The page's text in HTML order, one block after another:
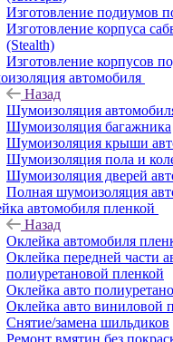
Изготовление подиумов
Изготовление корпуса
(Stealth)
Изготовление корпусов
автомобиля
Назад
Шумоизоляция
Шумоизоляция багажника
Шумоизоляция крыши
Шумоизоляция пола и
Шумоизоляция дверей
Полная шумоизоляция
автомобиля пленкой
Назад
Оклейка автомобиля
Оклейка передней части
полиуретановой пленкой
Оклейка авто
Оклейка авто виниловой
Снятие/замена шильдиков
Ремонт вмятин без